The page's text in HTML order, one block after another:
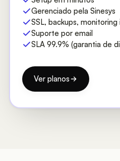
Gerenciado pela Sinesys
SSL, backups, monitoring
Suporte por email
SLA 99.9% (garantia de
Ver planos